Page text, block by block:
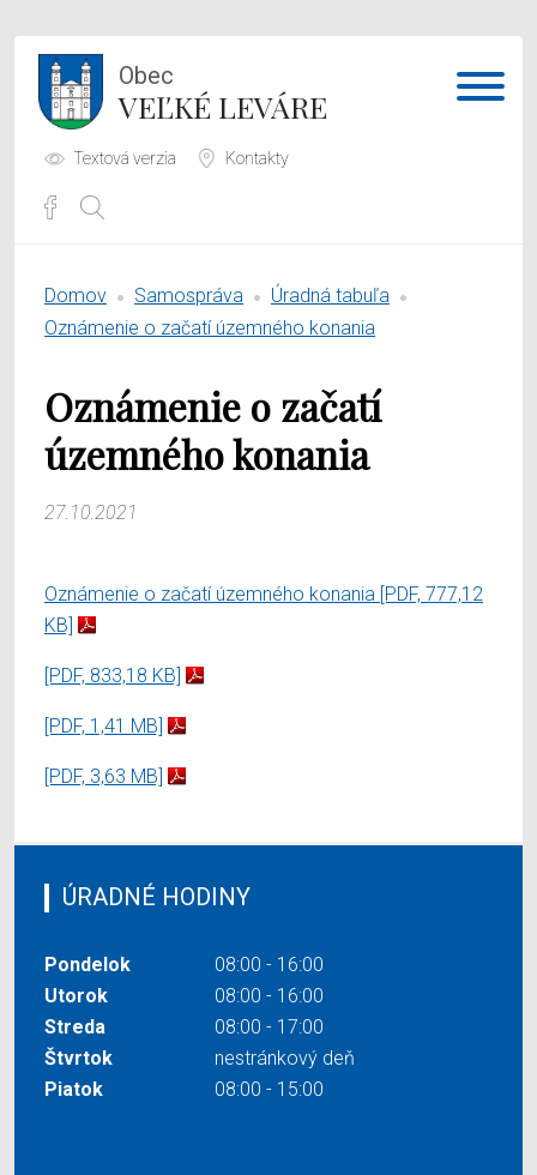
Obec
VEĽKÉ LEVÁRE
Textová verzia Kontakty
Samospráva
O obci
Domov Samospráva
Úradná tabuľa
Oznámenie o začatí územného konania
Oznámenie o začatí
územného konania
27.10.2021
Oznámenie o začatí územného konania [PDF, 777,12
KB]
[PDF, 833,18 KB]
[PDF, 1,41 MB]
[PDF, 3,63 MB]
ÚRADNÉ HODINY
Pondelok
08:00 - 16:00
Utorok
08:00 - 16:00
Streda
08:00 - 17:00
Štvrtok
nestránkový deň
Piatok
08:00 - 15:00